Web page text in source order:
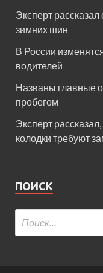
Эксперт рассказал
зимних шин
В России
водителей
Названы главные
пробегом
Эксперт
колодки требуют
ПОИСК